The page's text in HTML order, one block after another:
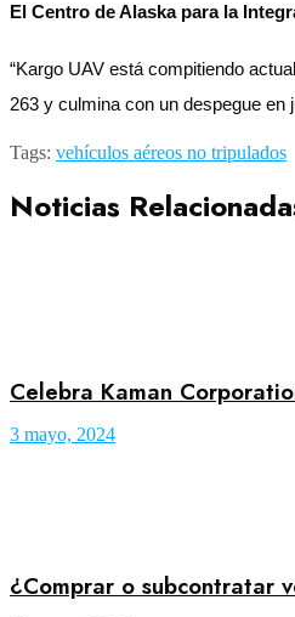
El Centro de Alaska para la
“Kargo UAV está compitiendo
263 y culmina con un despegue en
Tags: vehículos aéreos no tripulados
Noticias
Celebra Kaman
3 mayo, 2024
¿Comprar o subcontratar